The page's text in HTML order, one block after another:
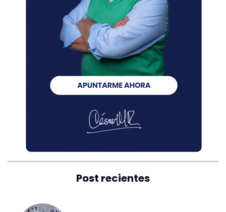
Post recientes